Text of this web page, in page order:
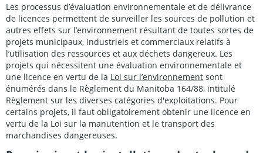
Les processus d’évaluation environnementale et de délivrance
de licences permettent de surveiller les sources de pollution et
autres effets sur l’environnement résultant de toutes sortes de
projets municipaux, industriels et commerciaux relatifs à
l’utilisation des ressources et aux déchets dangereux. Les
projets qui nécessitent une évaluation environnementale et
une licence en vertu de la Loi sur l’environnement sont
énumérés dans le Règlement du Manitoba 164/88, intitulé
Règlement sur les diverses catégories d'exploitations. Pour
certains projets, il faut obligatoirement obtenir une licence en
vertu de la Loi sur la manutention et le transport des
marchandises dangereuses.